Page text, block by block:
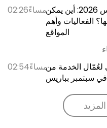
02:26مساءًكسوف الشمس في 12 أغسطس 2026: أين يمكن
الفعاليات وأهم
المواقع
02:54مساءًلعُمّال الخدمة من
في سبتمبر بباريس